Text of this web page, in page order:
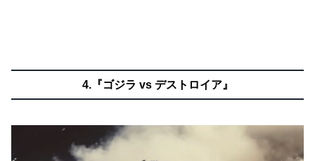
4.『ゴジラ vs デストロイア』